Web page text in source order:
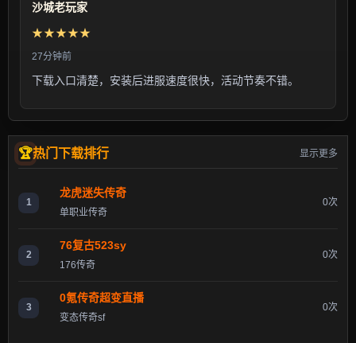
沙城老玩家
★★★★★
27分钟前
下载入口清楚，安装后进服速度很快，活动节奏不错。
热门下载排行 显示更多
1
龙虎迷失传奇
单职业传奇
0次
2
76复古523sy
176传奇
0次
3
0氪传奇超变直播
变态传奇sf
0次